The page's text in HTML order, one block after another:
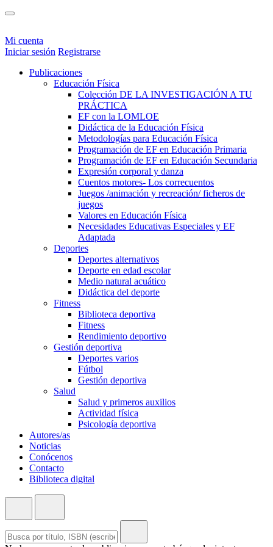
Mi cuenta
Iniciar sesión Registrarse
Publicaciones
Educación Física
Colección DE LA INVESTIGACIÓN A TU
PRÁCTICA
EF con la LOMLOE
Didáctica de la Educación Física
Metodologías para Educación Física
Programación de EF en Educación Primaria
Programación de EF en Educación Secundaria
Expresión corporal y danza
Cuentos motores- Los correcuentos
Juegos /animación y recreación/ ficheros de
juegos
Valores en Educación Física
Necesidades Educativas Especiales y EF
Adaptada
Deportes
Deportes alternativos
Deporte en edad escolar
Medio natural acuático
Didáctica del deporte
Fitness
Biblioteca deportiva
Fitness
Rendimiento deportivo
Gestión deportiva
Deportes varios
Fútbol
Gestión deportiva
Salud
Salud y primeros auxilios
Actividad física
Psicología deportiva
Autores/as
Noticias
Conócenos
Contacto
Biblioteca digital